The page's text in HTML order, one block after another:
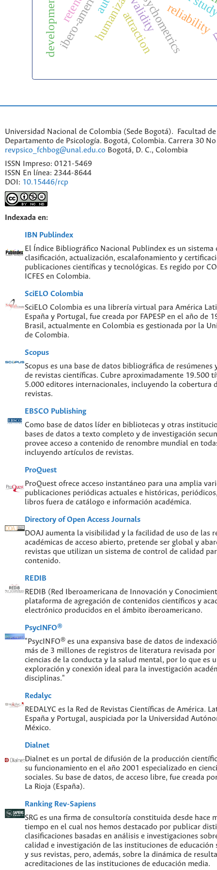
psychometrics
validity reliability
ibero-america attraction
development
Universidad Nacional de Colombia (Sede Bogotá). Facultad de
Departamento de Psicología. Bogotá, Colombia. Carrera 30
revpsico_fchbog@unal.edu.co Bogotá, D. C., Colombia
ISSN Impreso: 0121-5469
ISSN En línea: 2344-8644
DOI: 10.15446/rcp
Indexada en:
IBN Publindex
El Índice Bibliográfico Nacional Publindex es un
clasificación, actualización, escalafonamiento y
publicaciones científicas y tecnológicas. Es regido por
ICFES en Colombia.
SciELO Colombia
SciELO Colombia es una librería virtual para América
España y Portugal, fue creada por FAPESP en el año de
Brasil, actualmente en Colombia es gestionada por la
de Colombia.
Scopus
Scopus es una base de datos bibliográfica de
de revistas científicas. Cubre aproximadamente 19.500
5.000 editores internacionales, incluyendo la cobertura
revistas.
EBSCO Publishing
Como base de datos líder en bibliotecas y otras
bases de datos a texto completo y de investigación
provee acceso a contenido de renombre mundial en
incluyendo artículos de revistas.
ProQuest
ProQuest ofrece acceso instantáneo para una amplia
publicaciones periódicas actuales e históricas,
libros fuera de catálogo e información académica.
Directory of Open Access Journals
DOAJ aumenta la visibilidad y la facilidad de uso de las
académicas de acceso abierto, pretende ser global y
revistas que utilizan un sistema de control de calidad
contenido.
REDIB
REDIB (Red Iberoamericana de Innovación y
plataforma de agregación de contenidos científicos y
electrónico producidos en el ámbito iberoamericano.
PsycINFO®
"PsycINFO® es una expansiva base de datos de
más de 3 millones de registros de literatura revisada por
ciencias de la conducta y la salud mental, por lo que es
exploración y conexión ideal para la investigación
disciplinas."
Redalyc
REDALYC es la Red de Revistas Científicas de América.
España y Portugal, auspiciada por la Universidad
México.
Dialnet
Dialnet es un portal de difusión de la producción
su funcionamiento en el año 2001 especializado en
sociales. Su base de datos, de acceso libre, fue creada
La Rioja (España).
Ranking Rev-Sapiens
SRG es una firma de consultoría constituida desde hace
tiempo en el cual nos hemos destacado por publicar
clasificaciones basadas en análisis e investigaciones
calidad e investigación de las instituciones de educación
y sus revistas, pero, además, sobre la dinámica de
acreditaciones de las instituciones de educación media.